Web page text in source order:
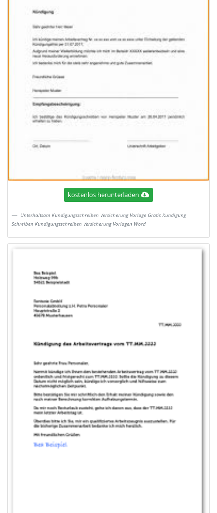
kostenlos herunterladen
Unterhaltsam Kundigungsschreiben Versicherung Vorlage Gratis Kundigung
Schreiben Kundigungsschreiben Versicherung Vorlagen Word